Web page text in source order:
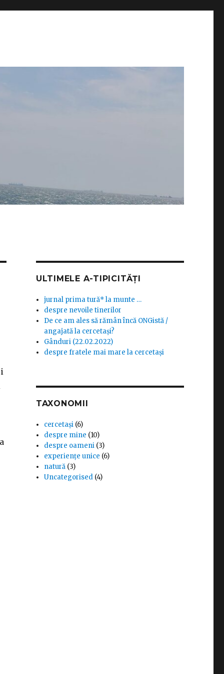
ULTIMELE A-TIPICITĂȚI
jurnal prima tură* la munte …
despre nevoile tinerilor
De ce am ales să rămân încă ONGistă /
angajată la cercetași?
​​Gânduri (22.02.2022)
despre fratele mai mare la cercetași
TAXONOMII
cercetași (6)
despre mine (10)
despre oameni (3)
experiențe unice (6)
natură (3)
Uncategorised (4)